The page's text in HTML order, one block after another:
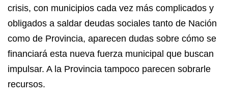
crisis, con municipios cada vez más complicados y
obligados a saldar deudas sociales tanto de Nación
como de Provincia, aparecen dudas sobre cómo se
financiará esta nueva fuerza municipal que buscan
impulsar. A la Provincia tampoco parecen sobrarle
recursos.